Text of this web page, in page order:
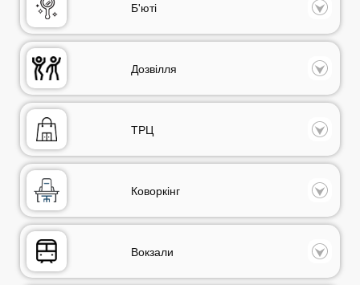
Б'юті
Дозвілля
ТРЦ
Коворкінг
Вокзали